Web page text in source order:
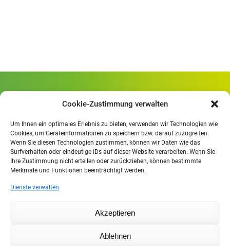
Cookie-Zustimmung verwalten
Um Ihnen ein optimales Erlebnis zu bieten, verwenden wir Technologien wie
Cookies, um Geräteinformationen zu speichern bzw. darauf zuzugreifen.
Wenn Sie diesen Technologien zustimmen, können wir Daten wie das
Surfverhalten oder eindeutige IDs auf dieser Website verarbeiten. Wenn Sie
Ihre Zustimmung nicht erteilen oder zurückziehen, können bestimmte
Merkmale und Funktionen beeinträchtigt werden.
Dienste verwalten
Akzeptieren
Ablehnen
Rheinlandstraße 80
Öffnungszeiten
Mo. - Fr.
07.30 - 13.00 Uhr
Mo. - Do.
13:30 - 15.30 Uhr
Datenschutzerklärung
IHK